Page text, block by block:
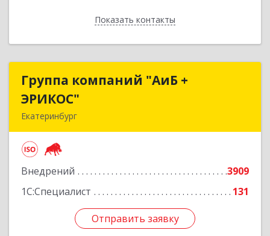
Показать контакты
Назад
Группа компаний "АиБ +
ЭРИКОС"
Екатеринбург
Внедрений
3909
1С:Специалист
131
Отправить заявку
Группа компаний "АиБ +
Подробнее
Отправить заявку